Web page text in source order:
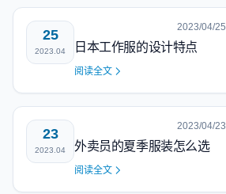
25
2023.04
2023/04/25
日本工作服的设计特点
阅读全文
23
2023.04
2023/04/23
外卖员的夏季服装怎么选
阅读全文